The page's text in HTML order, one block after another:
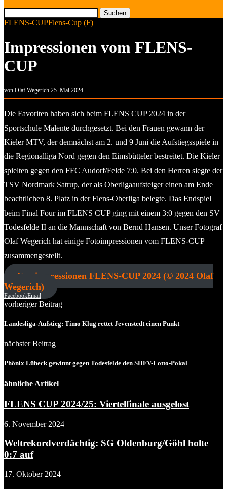
Suchen
FLENS-CUPFlens-Cup (F)
Impressionen vom FLENS-
CUP
von Olaf Wegerich 25. Mai 2024
Die Favoriten haben sich beim FLENS CUP 2024 in der
Sportschule Malente durchgesetzt. Bei den Frauen gewann der
Kieler MTV, der demnächst am 2. und 9 Juni die Aufstiegsspiele in
die Regionalliga Nord gegen den Eimsbütteler bestreitet. Die Kieler
spielten gegen den FFC Audorf/Felde 7:0. Bei den Herren siegte der
TSV Nordmark Satrup, der als Oberligaaufsteiger einen am Ende
beachtlichen 8. Platz in der Flens-Oberliga belegte. Das Endspiel
beim Final Four im FLENS CUP ging mit einem 3:0 gegen den SV
Todesfelde II an die Mannschaft von Bernd Hansen. Unser Fotograf
Olaf Wegerich hat einige Fotoimpressionen vom FLENS-CUP
zusammengestellt.
Fotoimpressionen FLENS-CUP 2024 (© 2024 Olaf
Wegerich)
FacebookEmail
vorheriger Beitrag
Landesliga-Aufstieg: Timo Klug rettet Jevenstedt einen Punkt
nächster Beitrag
Phönix Lübeck gewinnt gegen Todesfelde den SHFV-Lotto-Pokal
ähnliche Artikel
FLENS CUP 2024/25: Viertelfinale ausgelost
6. November 2024
Weltrekordverdächtig: SG Oldenburg/Göhl holte
0:7 auf
17. Oktober 2024